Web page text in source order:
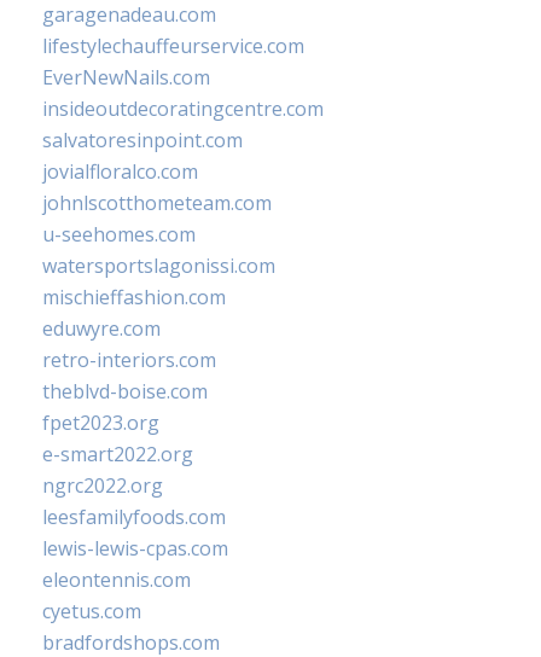
garagenadeau.com
lifestylechauffeurservice.com
EverNewNails.com
insideoutdecoratingcentre.com
salvatoresinpoint.com
jovialfloralco.com
johnlscotthometeam.com
u-seehomes.com
watersportslagonissi.com
mischieffashion.com
eduwyre.com
retro-interiors.com
theblvd-boise.com
fpet2023.org
e-smart2022.org
ngrc2022.org
leesfamilyfoods.com
lewis-lewis-cpas.com
eleontennis.com
cyetus.com
bradfordshops.com